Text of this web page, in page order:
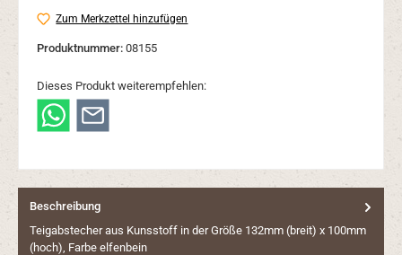
Zum Merkzettel hinzufügen
Produktnummer: 08155
Dieses Produkt weiterempfehlen:
Beschreibung
Teigabstecher aus Kunsstoff in der Größe 132mm (breit) x 100mm
(hoch), Farbe elfenbein